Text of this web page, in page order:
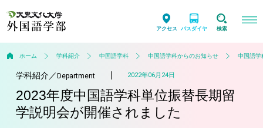
アクセス バスダイヤ 検索
ホーム 学科紹介 中国語学科 中国語学科からのお知らせ 中国語学
学科紹介／Department 2022年06月24日
2023年度中国語学科単位振替長期留
学説明会が開催されました